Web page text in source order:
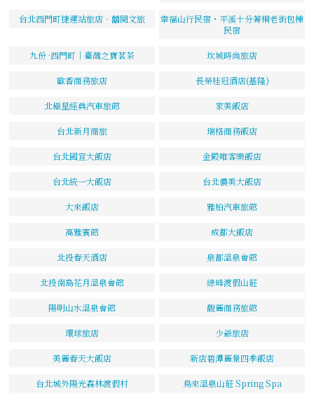
台北西門町捷運站旅店‧囍閱文旅
幸福山行民宿・平溪十分菁桐老街包棟
民宿
九份 ·西門町｜臺灣之寶茗茶 坎城時尚旅店
歐香商務旅店 長榮桂冠酒店(基隆)
北極星經典汽車旅館 家美飯店
台北新月商旅 瑞格商務飯店
台北國宣大飯店 金殿唯客樂飯店
台北統一大飯店 台北儂美大飯店
大來飯店 雅柏汽車旅館
高雅賓館 成都大飯店
北投春天酒店 泉都溫泉會館
北投南島花月溫泉會館 綠峰渡假山莊
陽明山水溫泉會館 馥麗商務旅館
環球旅店 少爺旅店
美麗春天大飯店 新店碧潭麗景四季飯店
台北城外陽光森林渡假村 烏來溫泉山莊 Spring Spa